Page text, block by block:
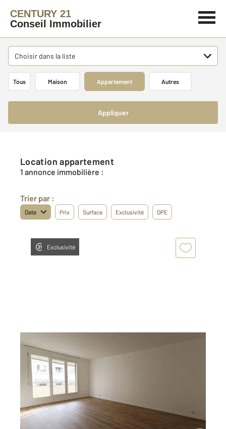
CENTURY 21
Conseil Immobilier
Choisir dans la liste
Tous Maison Appartement Autres
Appliquer
Location appartement
1 annonce immobilière :
Trier par :
Date Prix Surface Exclusivité DPE
Exclusivité
COURBEVOIE 92
65,71 m2, 3 pièces
Ref : 23122
Appartement F3 à louer
1 783 €
par mois charges comprises